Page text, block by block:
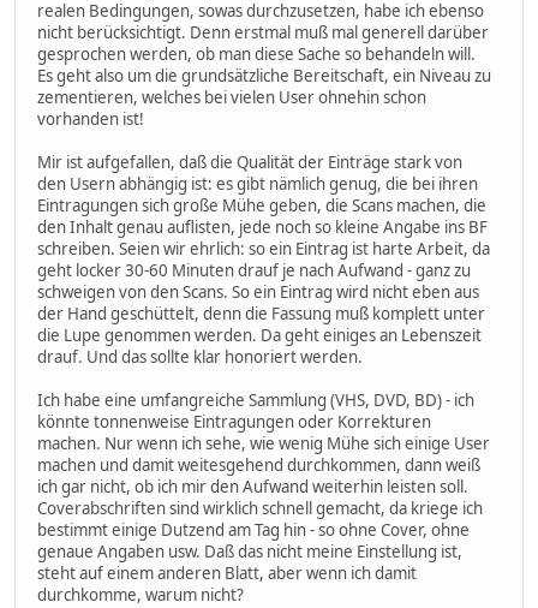
realen Bedingungen, sowas durchzusetzen, habe ich ebenso
nicht berücksichtigt. Denn erstmal muß mal generell darüber
gesprochen werden, ob man diese Sache so behandeln will.
Es geht also um die grundsätzliche Bereitschaft, ein Niveau zu
zementieren, welches bei vielen User ohnehin schon
vorhanden ist!
Mir ist aufgefallen, daß die Qualität der Einträge stark von
den Usern abhängig ist: es gibt nämlich genug, die bei ihren
Eintragungen sich große Mühe geben, die Scans machen, die
den Inhalt genau auflisten, jede noch so kleine Angabe ins BF
schreiben. Seien wir ehrlich: so ein Eintrag ist harte Arbeit, da
geht locker 30-60 Minuten drauf je nach Aufwand - ganz zu
schweigen von den Scans. So ein Eintrag wird nicht eben aus
der Hand geschüttelt, denn die Fassung muß komplett unter
die Lupe genommen werden. Da geht einiges an Lebenszeit
drauf. Und das sollte klar honoriert werden.
Ich habe eine umfangreiche Sammlung (VHS, DVD, BD) - ich
könnte tonnenweise Eintragungen oder Korrekturen
machen. Nur wenn ich sehe, wie wenig Mühe sich einige User
machen und damit weitesgehend durchkommen, dann weiß
ich gar nicht, ob ich mir den Aufwand weiterhin leisten soll.
Coverabschriften sind wirklich schnell gemacht, da kriege ich
bestimmt einige Dutzend am Tag hin - so ohne Cover, ohne
genaue Angaben usw. Daß das nicht meine Einstellung ist,
steht auf einem anderen Blatt, aber wenn ich damit
durchkomme, warum nicht?